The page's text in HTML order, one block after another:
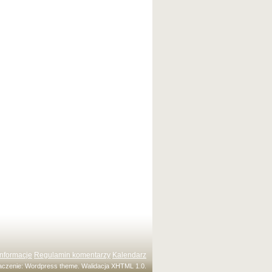
Regulamin komentarzy Kalendarz
Wordpress theme. WalidacjaXHTML 1.0.